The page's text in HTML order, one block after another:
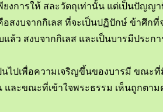
การให้ สละวัตถุเท่านั้น แต่เป็นปัญญา
งบจากกิเลส ที่จะเป็นปฏิปักษ์ ข้าศึก
สงบจากกิเลส และเป็นบารมีประ
เพื่อความเจริญขึ้นของบารมี ขณะที่
ะขณะที่เข้าใจพระธรรม เห็นถูกต